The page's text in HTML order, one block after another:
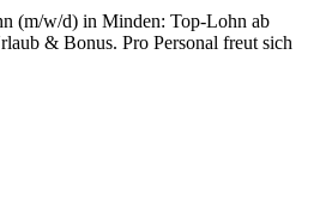
(m/w/d) in Minden: Top-Lohn ab
& Bonus. Pro Personal freut sich